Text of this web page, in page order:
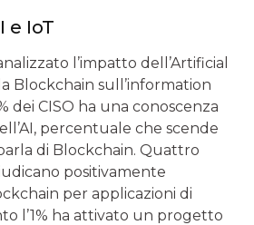
e IoT
l’impatto dell’Artificial
Blockchain sull’information
dei CISO ha una conoscenza
percentuale che scende
di Blockchain. Quattro
positivamente
per applicazioni di
l’1% ha attivato un progetto